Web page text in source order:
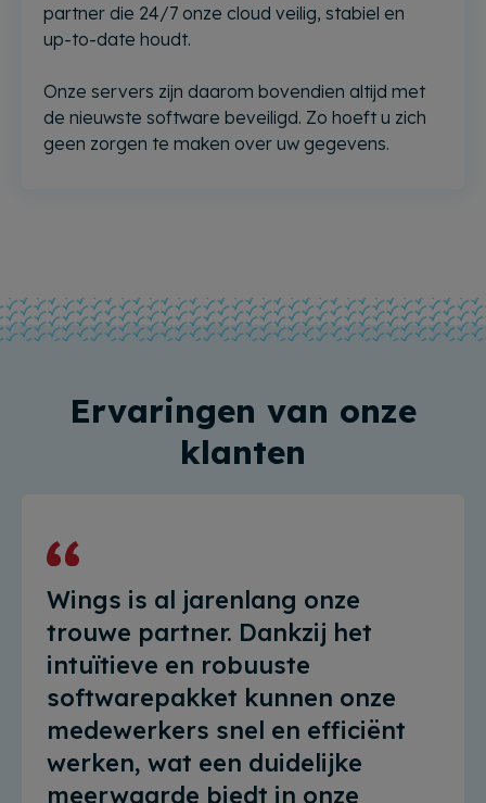
partner die 24/7 onze cloud veilig, stabiel en
up-to-date houdt.
Onze servers zijn daarom bovendien altijd met
de nieuwste software beveiligd. Zo hoeft u zich
geen zorgen te maken over uw gegevens.
Ervaringen van onze
klanten
Wings is al jarenlang onze
trouwe partner. Dankzij het
intuïtieve en robuuste
softwarepakket kunnen onze
medewerkers snel en efficiënt
werken, wat een duidelijke
meerwaarde biedt in onze